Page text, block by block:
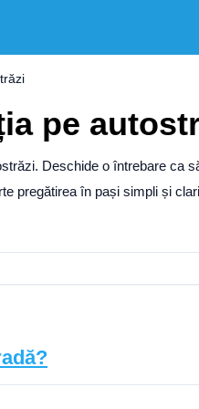
pe
Deschide o întrebare ca
pregătirea în pași simpli și